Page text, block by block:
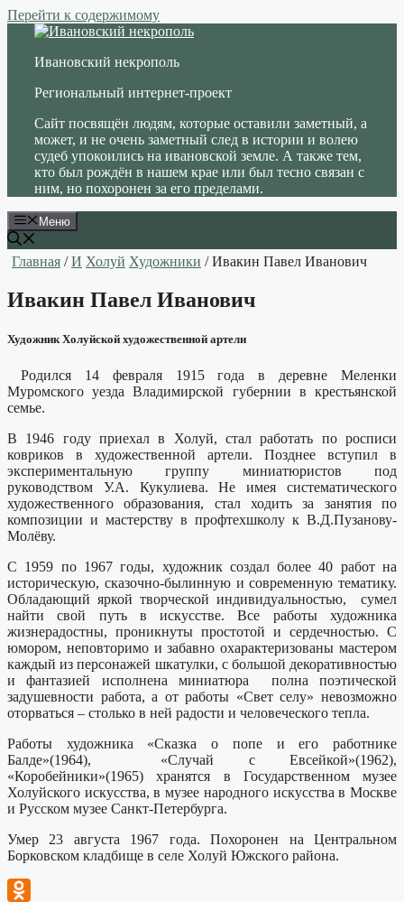
Перейти к содержимому
Ивановский некрополь
Региональный интернет-проект
Сайт посвящён людям, которые оставили заметный, а
может, и не очень заметный след в истории и волею
судеб упокоились на ивановской земле. А также тем,
кто был рождён в нашем крае или был тесно связан с
ним, но похоронен за его пределами.
Меню
Главная /И Холуй Художники / Ивакин Павел Иванович
Ивакин Павел Иванович
Художник Холуйской художественной артели
Родился 14 февраля 1915 года в деревне Меленки
Муромского уезда Владимирской губернии в крестьянской
семье.
В 1946 году приехал в Холуй, стал работать по росписи
ковриков в художественной артели. Позднее вступил в
экспериментальную группу миниатюристов под
руководством У.А. Кукулиева. Не имея систематического
художественного образования, стал ходить за занятия по
композиции и мастерству в профтехшколу к В.Д.Пузанову-
Молёву.
С 1959 по 1967 годы, художник создал более 40 работ на
историческую, сказочно-былинную и современную тематику.
Обладающий яркой творческой индивидуальностью, сумел
найти свой путь в искусстве. Все работы художника
жизнерадостны, проникнуты простотой и сердечностью. С
юмором, неповторимо и забавно охарактеризованы мастером
каждый из персонажей шкатулки, с большой декоративностью
и фантазией исполнена миниатюра полна поэтической
задушевности работа, а от работы «Свет селу» невозможно
оторваться – столько в ней радости и человеческого тепла.
Работы художника «Сказка о попе и его работнике
Балде»(1964), «Случай с Евсейкой»(1962),
«Коробейники»(1965) хранятся в Государственном музее
Холуйского искусства, в музее народного искусства в Москве
и Русском музее Санкт-Петербурга.
Умер 23 августа 1967 года. Похоронен на Центральном
Борковском кладбище в селе Холуй Южского района.